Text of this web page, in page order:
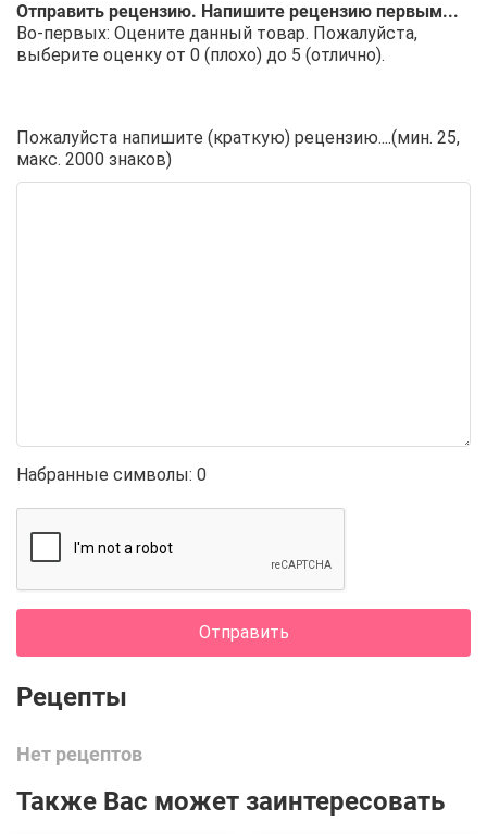
Отправить рецензию. Напишите рецензию первым...
Во-первых: Оцените данный товар. Пожалуйста,
выберите оценку от 0 (плохо) до 5 (отлично).
Пожалуйста напишите (краткую) рецензию....(мин. 25,
макс. 2000 знаков)
Набранные символы: 0
Отправить
Нет рецептов
Также Вас может заинтересовать